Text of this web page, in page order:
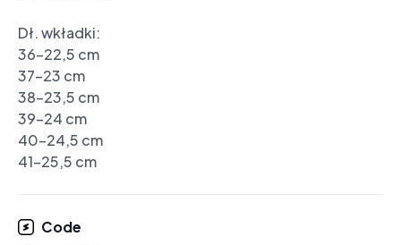
Dł. wkładki:
36-22,5 cm
37-23 cm
38-23,5 cm
39-24 cm
40-24,5 cm
41-25,5 cm
Code